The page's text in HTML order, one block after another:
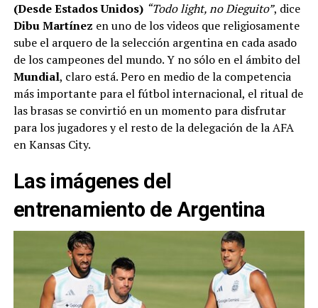
(Desde Estados Unidos) “Todo light, no Dieguito”, dice
Dibu Martínez en uno de los videos que religiosamente
sube el arquero de la selección argentina en cada asado
de los campeones del mundo. Y no sólo en el ámbito del
Mundial, claro está. Pero en medio de la competencia
más importante para el fútbol internacional, el ritual de
las brasas se convirtió en un momento para disfrutar
para los jugadores y el resto de la delegación de la AFA
en Kansas City.
Las imágenes del
entrenamiento de Argentina